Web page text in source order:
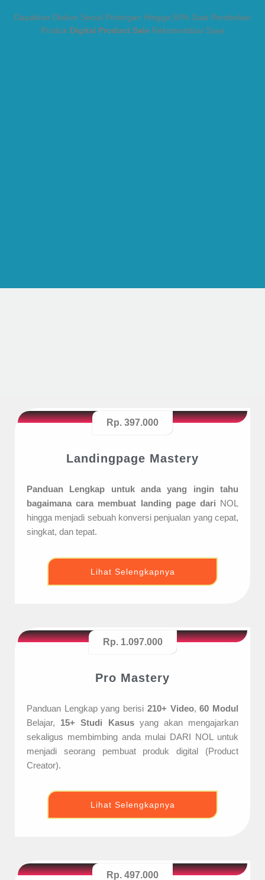
Dapatkan Diskon Secial Potongan Hingga 50% Saat Pembelian
Produk Digital Product Sale Rekomendasi Saya
Rp. 397.000
Landingpage Mastery
Panduan Lengkap untuk anda yang ingin tahu
bagaimana cara membuat landing page dari NOL
hingga menjadi sebuah konversi penjualan yang cepat,
singkat, dan tepat.
Lihat Selengkapnya
Rp. 1.097.000
Pro Mastery
Panduan Lengkap yang berisi 210+ Video,60 Modul
Belajar, 15+ Studi Kasusyang akan mengajarkan
sekaligus membimbing anda mulai DARI NOL untuk
menjadi seorang pembuat produk digital (Product
Creator).
Lihat Selengkapnya
Rp. 497.000